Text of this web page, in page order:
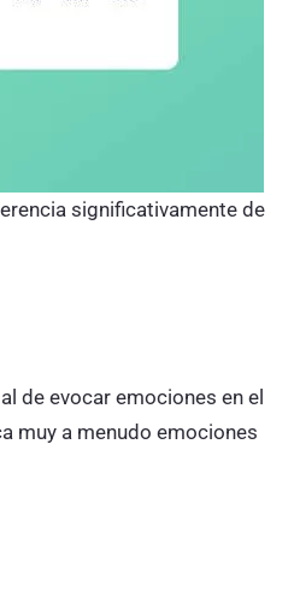
significativamente de
de evocar emociones en el
muy a menudo emociones